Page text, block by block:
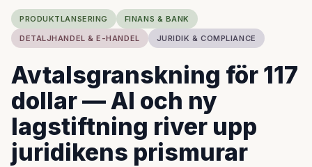
PRODUKTLANSERING
FINANS & BANK
DETALJHANDEL & E-HANDEL
JURIDIK & COMPLIANCE
Avtalsgranskning för 117
dollar — AI och ny
lagstiftning river upp
juridikens prismurar